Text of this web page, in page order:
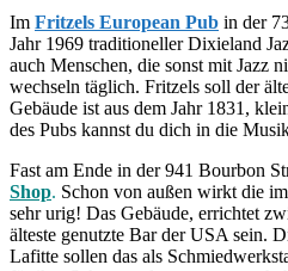
Im Fritzels European Pub in der
Jahr 1969 traditioneller Dixieland
auch Menschen, die sonst mit Jazz
wechseln täglich. Fritzels soll der
Gebäude ist aus dem Jahr 1831,
des Pubs kannst du dich in die
Fast am Ende in der 941 Bourbon
Shop. Schon von außen wirkt die
sehr urig! Das Gebäude, errichtet
älteste genutzte Bar der USA sein.
Lafitte sollen das als